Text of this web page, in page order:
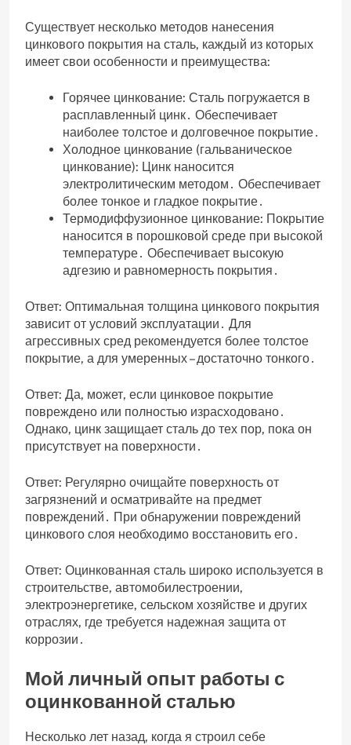
Существует несколько методов нанесения
цинкового покрытия на сталь‚ каждый из которых
имеет свои особенности и преимущества:
Горячее цинкование: Сталь погружается в
расплавленный цинк․ Обеспечивает
наиболее толстое и долговечное покрытие․
Холодное цинкование (гальваническое
цинкование): Цинк наносится
электролитическим методом․ Обеспечивает
более тонкое и гладкое покрытие․
Термодиффузионное цинкование: Покрытие
наносится в порошковой среде при высокой
температуре․ Обеспечивает высокую
адгезию и равномерность покрытия․
Ответ: Оптимальная толщина цинкового покрытия
зависит от условий эксплуатации․ Для
агрессивных сред рекомендуется более толстое
покрытие‚ а для умеренных – достаточно тонкого․
Ответ: Да‚ может‚ если цинковое покрытие
повреждено или полностью израсходовано․
Однако‚ цинк защищает сталь до тех пор‚ пока он
присутствует на поверхности․
Ответ: Регулярно очищайте поверхность от
загрязнений и осматривайте на предмет
повреждений․ При обнаружении повреждений
цинкового слоя необходимо восстановить его․
Ответ: Оцинкованная сталь широко используется в
строительстве‚ автомобилестроении‚
электроэнергетике‚ сельском хозяйстве и других
отраслях‚ где требуется надежная защита от
коррозии․
Мой личный опыт работы с
оцинкованной сталью
Несколько лет назад‚ когда я строил себе